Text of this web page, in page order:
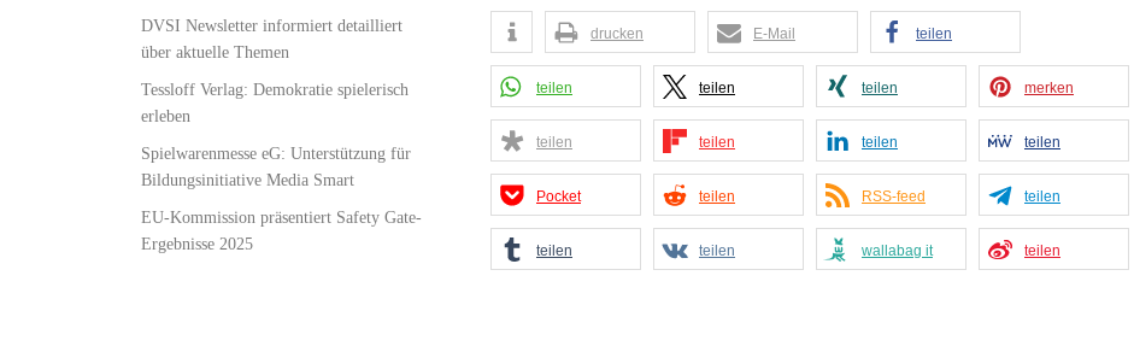
drucken E-Mail teilen
teilen teilen teilen merken
teilen teilen teilen teilen
Pocket teilen RSS-feed teilen
teilen teilen wallabag it teilen
DVSI Newsletter informiert detailliert
über aktuelle Themen
Tessloff Verlag: Demokratie spielerisch
erleben
Spielwarenmesse eG: Unterstützung für
Bildungsinitiative Media Smart
EU-Kommission präsentiert Safety Gate-
Ergebnisse 2025